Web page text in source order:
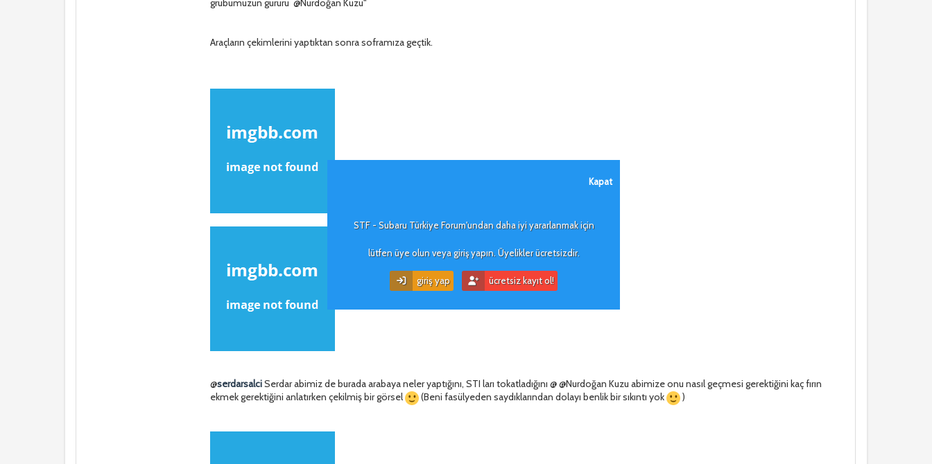
Kapat
STF - Subaru Türkiye Forum'undan daha iyi yararlanmak için
lütfen üye olun veya giriş yapın. Üyelikler ücretsizdir.
giriş yap ücretsiz kayıt ol!
grubumuzun gururu @Nurdoğan Kuzu"
Araçların çekimlerini yaptıktan sonra soframıza geçtik.
@serdarsalciSerdar abimiz de burada arabaya neler yaptığını, STI ları tokatladığını @ @Nurdoğan Kuzu abimize onu nasıl geçmesi gerektiğini kaç fırın
ekmek gerektiğini anlatırken çekilmiş bir görsel
(Beni fasülyeden saydıklarından dolayı benlik bir sıkıntı yok )